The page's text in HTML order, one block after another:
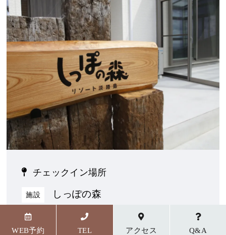
チェックイン場所
施設 しっぽの森
〒656-1727 兵庫県淡路市野島貴船23番地5
WEB予約
TEL アクセス Q&A